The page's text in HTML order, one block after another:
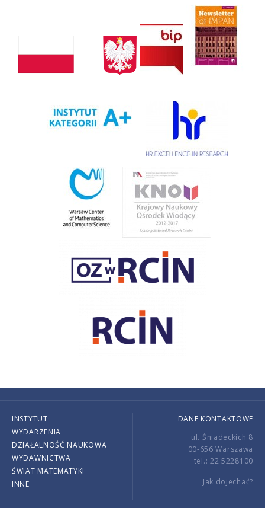
INSTYTUT
WYDARZENIA
DZIAŁALNOŚĆ NAUKOWA
WYDAWNICTWA
ŚWIAT MATEMATYKI
INNE
DANE KONTAKTOWE
ul. Śniadeckich 8
00-656 Warszawa
tel.: 22 5228100
Jak dojechać?